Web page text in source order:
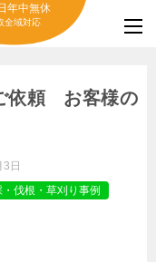
年中無休
全域対応
依頼 お客様の
日
・伐根・草刈り事例